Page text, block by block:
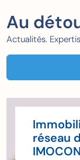
Au
Actualités.
réseau